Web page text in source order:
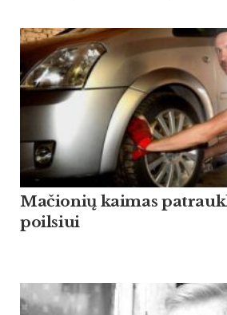
Mačionių kaimas
poilsiui